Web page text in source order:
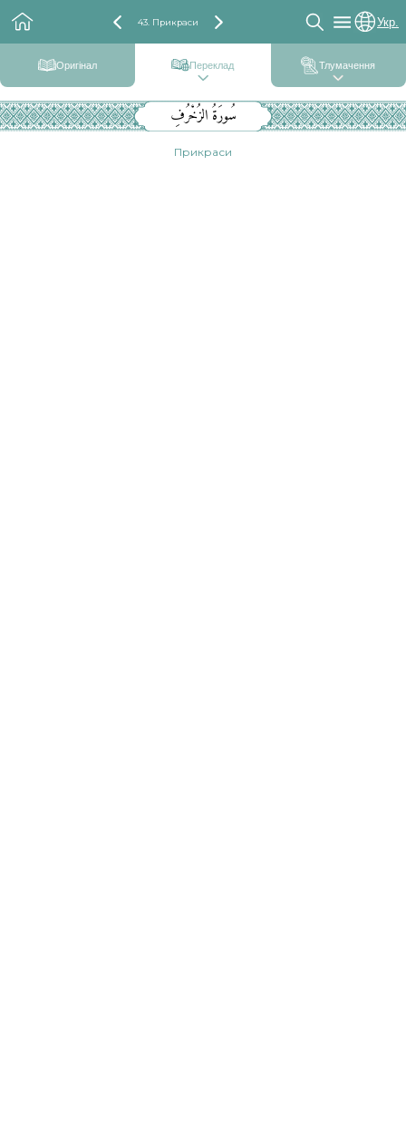
43. Прикраси Укр.
Оригінал Переклад Тлумачення
سُورَةُ الزُخْرُفِ
Прикраси